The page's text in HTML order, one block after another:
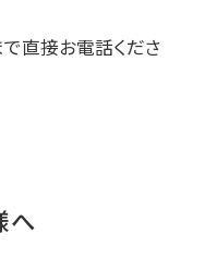
た。競輪選手に
に直結するため、
を提供すること
と感じます。
という方法を用い
直接お電話くださ
へ